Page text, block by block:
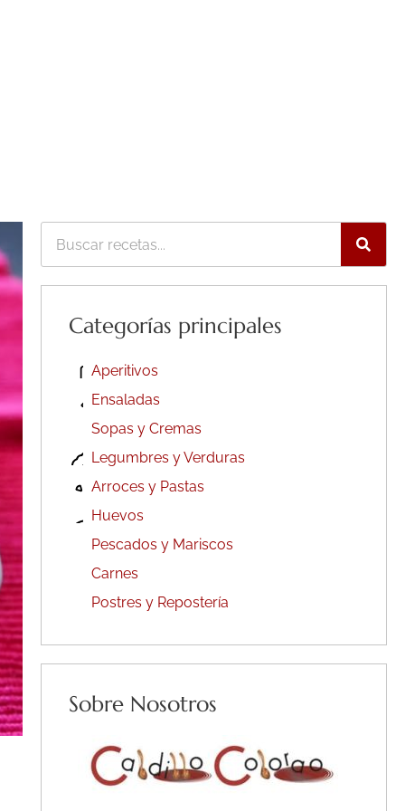
Buscar
Categorías principales
Aperitivos
Ensaladas
Sopas y Cremas
Legumbres y Verduras
Arroces y Pastas
Huevos
Pescados y Mariscos
Carnes
Postres y Repostería
Sobre Nosotros